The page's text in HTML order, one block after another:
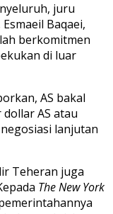
juru
Baqaei,
berkomitmen
di luar
AS bakal
AS atau
lanjutan
Teheran juga
The New York